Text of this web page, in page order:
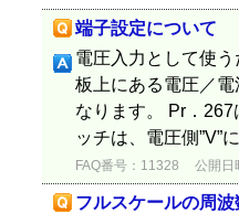
端子設定について
電圧入力として使
板上にある電圧／
なります。 Pr．
ッチは、電圧側”V”
FAQ番号：11328 公開日
フルスケールの周